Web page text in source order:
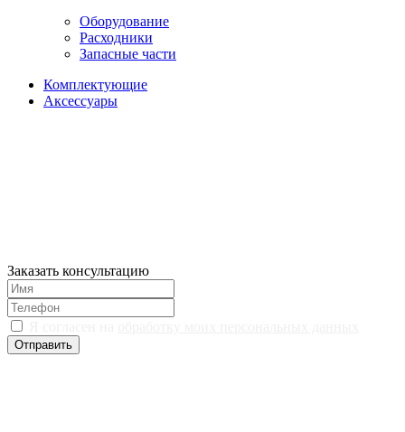
Оборудование
Расходники
Запасные части
Комплектующие
Аксессуары
Заказать консультацию
Отправить